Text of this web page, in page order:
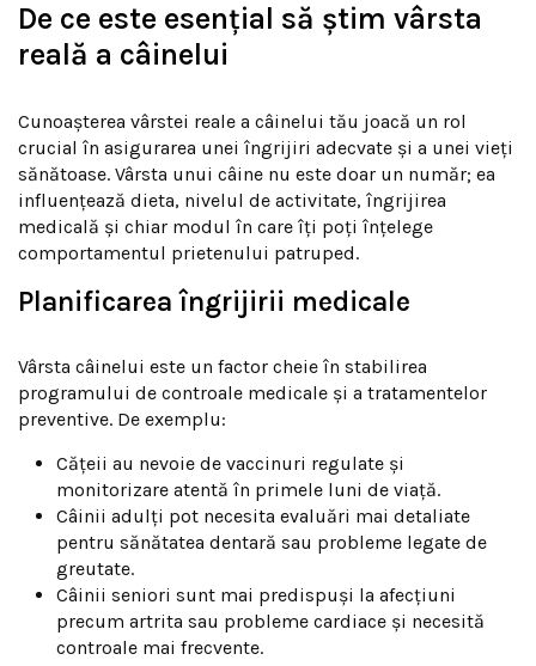
De ce este esențial să știm vârsta
reală a câinelui
Cunoașterea vârstei reale a câinelui tău joacă un rol
crucial în asigurarea unei îngrijiri adecvate și a unei vieți
sănătoase. Vârsta unui câine nu este doar un număr; ea
influențează dieta, nivelul de activitate, îngrijirea
medicală și chiar modul în care îți poți înțelege
comportamentul prietenului patruped.
Planificarea îngrijirii medicale
Vârsta câinelui este un factor cheie în stabilirea
programului de controale medicale și a tratamentelor
preventive. De exemplu:
Cățeii au nevoie de vaccinuri regulate și
monitorizare atentă în primele luni de viață.
Câinii adulți pot necesita evaluări mai detaliate
pentru sănătatea dentară sau probleme legate de
greutate.
Câinii seniori sunt mai predispuși la afecțiuni
precum artrita sau probleme cardiace și necesită
controale mai frecvente.